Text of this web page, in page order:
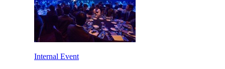
Internal Event